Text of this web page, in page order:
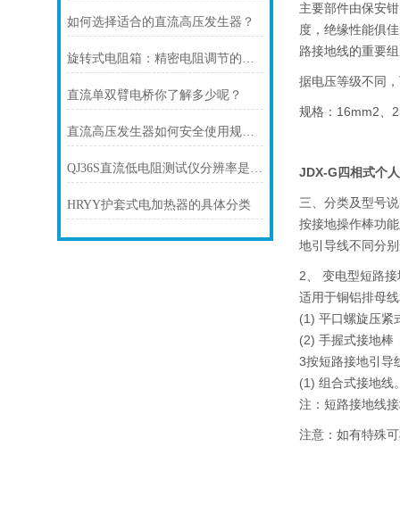
如何选择适合的直流高压发生器？
旋转式电阻箱：精密电阻调节的解决方案
直流单双臂电桥你了解多少呢？
直流高压发生器如何安全使用规程是什么？
QJ36S直流低电阻测试仪分辨率是多少
HRYY护套式电加热器的具体分类
主要部件由保安
度，绝缘性能俱
路接地线的重要
据电压等级不同
规格：16mm2、
JDX-G四相式个
三、分类及型号
按接地操作棒功
地引导线不同分
2、 变电型短路
适用于铜铝排母
(1) 平口螺旋压紧
(2) 手握式接地棒
3按短路接地引导
(1) 组合式接地线
注：短路接地线
注意：如有特殊